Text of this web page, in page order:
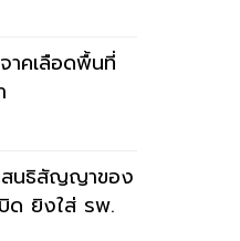
าคเลือดพื้นที่
สนธิสัญญาของ
ด ยิงใส่ รพ.